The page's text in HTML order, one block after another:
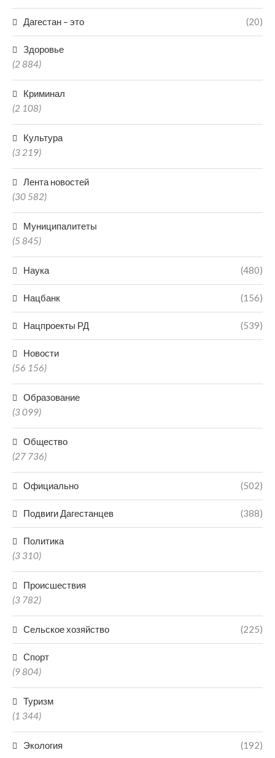
Дагестан – это (20)
Здоровье
(2 884)
Криминал
(2 108)
Культура
(3 219)
Лента новостей
(30 582)
Муниципалитеты
(5 845)
Наука (480)
Нацбанк (156)
Нацпроекты РД (539)
Новости
(56 156)
Образование
(3 099)
Общество
(27 736)
Официально (502)
Подвиги Дагестанцев (388)
Политика
(3 310)
Происшествия
(3 782)
Сельское хозяйство (225)
Спорт
(9 804)
Туризм
(1 344)
Экология (192)